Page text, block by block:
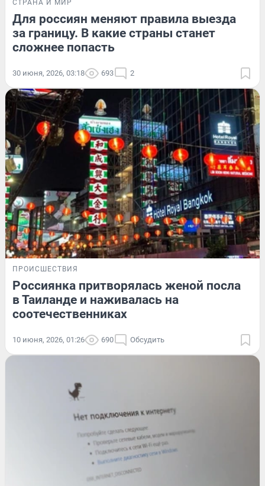
СТРАНА И МИР
Для россиян меняют правила выезда
за границу. В какие страны станет
сложнее попасть
30 июня, 2026, 03:18 693 2
ПРОИСШЕСТВИЯ
Россиянка притворялась женой посла
в Таиланде и наживалась на
соотечественниках
10 июня, 2026, 01:26 690 Обсудить